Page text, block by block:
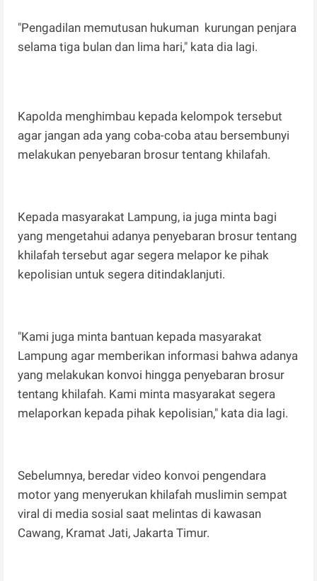
"Pengadilan memutusan hukuman kurungan penjara
selama tiga bulan dan lima hari," kata dia lagi.
Kapolda menghimbau kepada kelompok tersebut
agar jangan ada yang coba-coba atau bersembunyi
melakukan penyebaran brosur tentang khilafah.
Kepada masyarakat Lampung, ia juga minta bagi
yang mengetahui adanya penyebaran brosur tentang
khilafah tersebut agar segera melapor ke pihak
kepolisian untuk segera ditindaklanjuti.
"Kami juga minta bantuan kepada masyarakat
Lampung agar memberikan informasi bahwa adanya
yang melakukan konvoi hingga penyebaran brosur
tentang khilafah. Kami minta masyarakat segera
melaporkan kepada pihak kepolisian," kata dia lagi.
Sebelumnya, beredar video konvoi pengendara
motor yang menyerukan khilafah muslimin sempat
viral di media sosial saat melintas di kawasan
Cawang, Kramat Jati, Jakarta Timur.